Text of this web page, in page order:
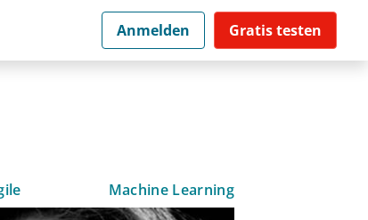
Anmelden Gratis testen
Machine Learning